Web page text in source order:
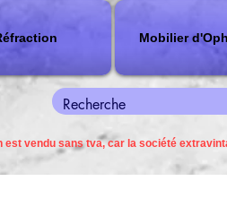
Mobilier
est vendu sans tva, car la société